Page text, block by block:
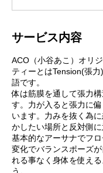
サービス内容
ACO（小谷あこ）オリ
ティーとはTension(張
語です。
体は筋膜を通して張力
す。力が入ると張力に
います。力みを抜く為
かしたい場所と反対側
基本的なアーサナでフ
変化でバランスポーズ
れる事なく身体を使え